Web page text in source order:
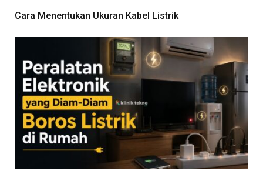
Cara Menentukan Ukuran Kabel Listrik